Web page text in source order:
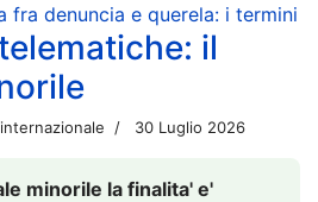
fra denuncia e querela: i termini
il
30 Luglio 2026
minorile la finalita' e'